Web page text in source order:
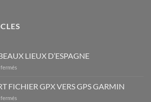
LIEUX D’ESPAGNE
PLUS
FICHIER GPX VERS GPS GARMIN